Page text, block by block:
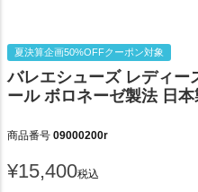
夏決算企画50%OFFクーポン対象
バレエシューズ レディー
ール ボロネーゼ製法 日
商品番号 09000200r
¥15,400税込